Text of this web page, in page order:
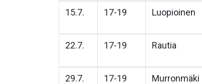
15.7. 17-19 Luopioinen
22.7. 17-19 Rautia
29.7. 17-19 Murronmäki